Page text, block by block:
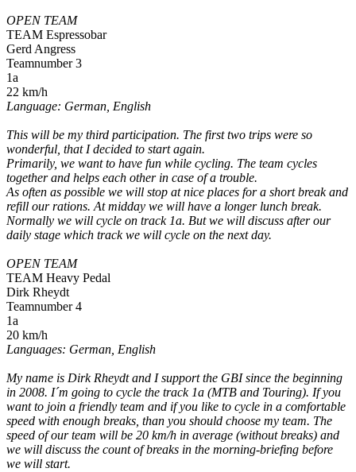
OPEN TEAM
TEAM Espressobar
Gerd Angress
Teamnumber 3
1a
22 km/h
Language: German, English
This will be my third participation. The first two trips were so
wonderful, that I decided to start again.
Primarily, we want to have fun while cycling. The team cycles
together and helps each other in case of a trouble.
As often as possible we will stop at nice places for a short break and
refill our rations. At midday we will have a longer lunch break.
Normally we will cycle on track 1a. But we will discuss after our
daily stage which track we will cycle on the next day.
OPEN TEAM
TEAM Heavy Pedal
Dirk Rheydt
Teamnumber 4
1a
20 km/h
Languages: German, English
My name is Dirk Rheydt and I support the GBI since the beginning
in 2008. I´m going to cycle the track 1a (MTB and Touring). If you
want to join a friendly team and if you like to cycle in a comfortable
speed with enough breaks, than you should choose my team. The
speed of our team will be 20 km/h in average (without breaks) and
we will discuss the count of breaks in the morning-briefing before
we will start.